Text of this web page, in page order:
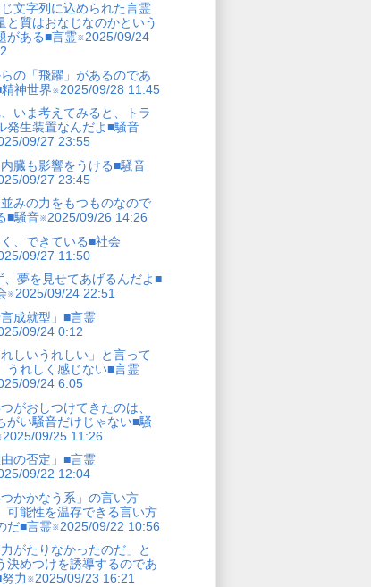
文字列に込められた言霊
と質はおなじなのかという
がある■言霊※2025/09/24
の「飛躍」があるのであ
精神世界※2025/09/28 11:45
いま考えてみると、トラ
発生装置なんだよ■騒音
09/27 23:55
臓も影響をうける■騒音
09/27 23:45
みの力をもつものなので
■騒音※2025/09/26 14:26
、できている■社会
09/27 11:50
、夢を見せてあげるんだよ■
※2025/09/24 22:51
成就型」■言霊
09/24 0:12
しいうれしい」と言って
うれしく感じない■言霊
09/24 6:05
がおしつけてきたのは、
がい騒音だけじゃない■騒
09/25 11:26
の否定」■言霊
09/22 12:04
かかなう系」の言い方
可能性を温存できる言い方
だ■言霊※2025/09/22 10:56
がたりなかったのだ」と
決めつけを誘導するのであ
努力※2025/09/23 16:21